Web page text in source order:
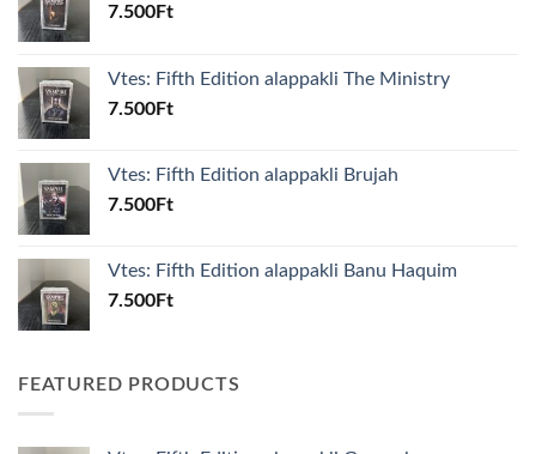
7.500Ft
Vtes: Fifth Edition alappakli The Ministry
7.500Ft
Vtes: Fifth Edition alappakli Brujah
7.500Ft
Vtes: Fifth Edition alappakli Banu Haquim
7.500Ft
FEATURED PRODUCTS